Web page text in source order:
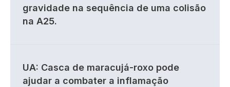
gravidade na sequência de uma colisão
na A25.
UA: Casca de maracujá-roxo pode
ajudar a combater a inflamação